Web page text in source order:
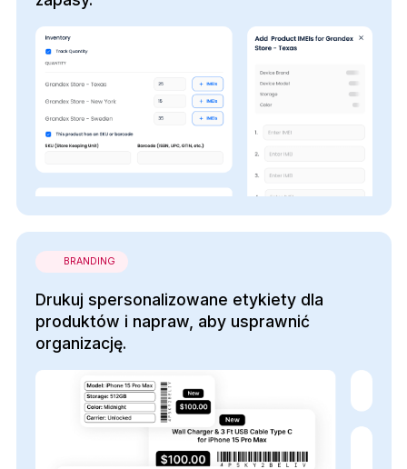
BRANDING
Drukuj spersonalizowane etykiety dla
produktów i napraw, aby usprawnić
organizację.